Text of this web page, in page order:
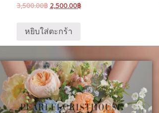
3,500.00฿ 2,500.00฿
หยิบใส่ตะกร้า